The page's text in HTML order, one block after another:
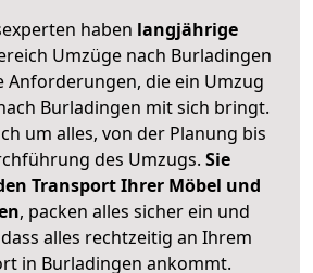
haben langjährige
Umzüge nach Burladingen
Anforderungen, die ein Umzug
Burladingen mit sich bringt.
um alles, von der Planung bis
des Umzugs. Sie
Transport Ihrer Möbel und
, packen alles sicher ein und
alles rechtzeitig an Ihrem
in Burladingen ankommt.